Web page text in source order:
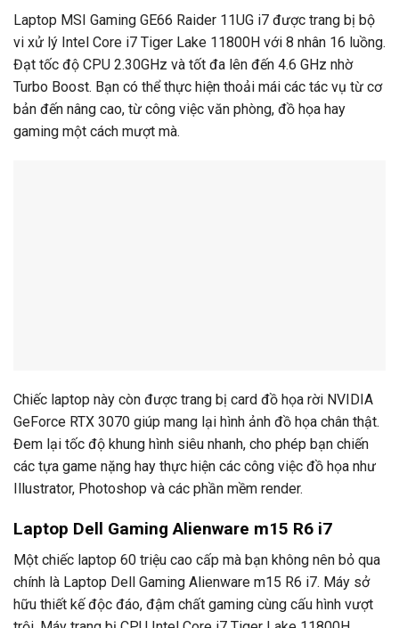
Laptop MSI Gaming GE66 Raider 11UG i7 được trang bị bộ
vi xử lý Intel Core i7 Tiger Lake 11800H với 8 nhân 16 luồng.
Đạt tốc độ CPU 2.30GHz và tốt đa lên đến 4.6 GHz nhờ
Turbo Boost. Bạn có thể thực hiện thoải mái các tác vụ từ cơ
bản đến nâng cao, từ công việc văn phòng, đồ họa hay
gaming một cách mượt mà.
Chiếc laptop này còn được trang bị card đồ họa rời NVIDIA
GeForce RTX 3070 giúp mang lại hình ảnh đồ họa chân thật.
Đem lại tốc độ khung hình siêu nhanh, cho phép bạn chiến
các tựa game nặng hay thực hiện các công việc đồ họa như
Illustrator, Photoshop và các phần mềm render.
Laptop Dell Gaming Alienware m15 R6 i7
Một chiếc laptop 60 triệu cao cấp mà bạn không nên bỏ qua
chính là Laptop Dell Gaming Alienware m15 R6 i7. Máy sở
hữu thiết kế độc đáo, đậm chất gaming cùng cấu hình vượt